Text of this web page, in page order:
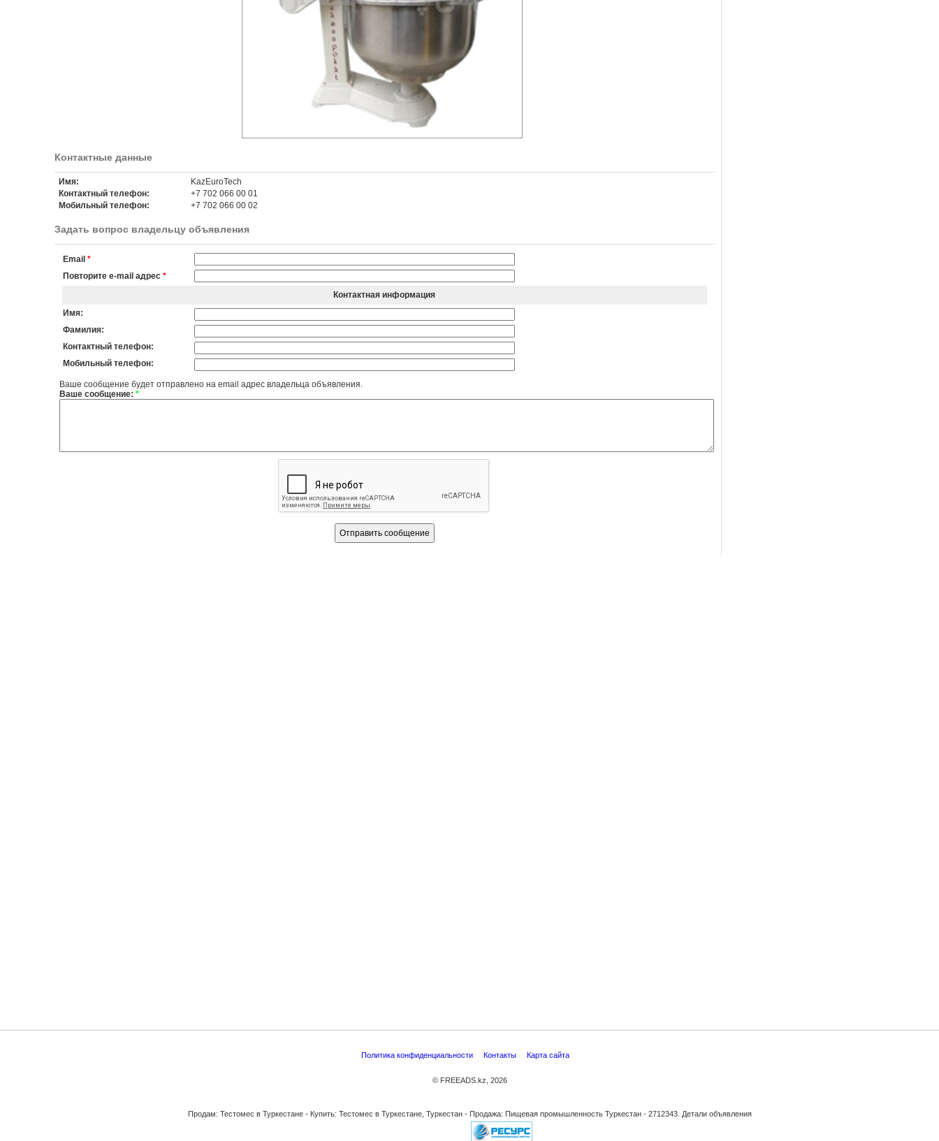
Контактные данные
Имя:
KazEuroTech
Контактный телефон:
+7 702 066 00 01
Мобильный телефон:
+7 702 066 00 02
Задать вопрос владельцу объявления
Email *
Повторите e-mail адрес *
Контактная информация
Имя:
Фамилия:
Контактный телефон:
Мобильный телефон:
Ваше сообщение будет отправлено на email адрес владельца объявления.
Ваше сообщение: *
Политика конфиденциальности Контакты Карта сайта
© FREEADS.kz, 2026
Продам: Тестомес в Туркестане - Купить: Тестомес в Туркестане, Туркестан - Продажа: Пищевая промышленность Туркестан - 2712343. Детали объявления